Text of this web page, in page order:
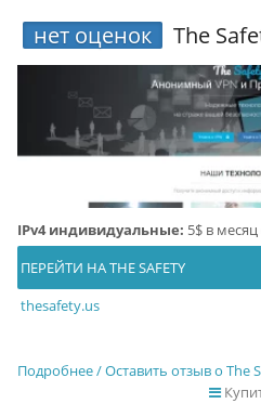
нет оценок The
IPv4 индивидуальные: 5$ в
ПЕРЕЙТИ НА THE SAFETY
thesafety.us
Подробнее / Оставить отзыв о The